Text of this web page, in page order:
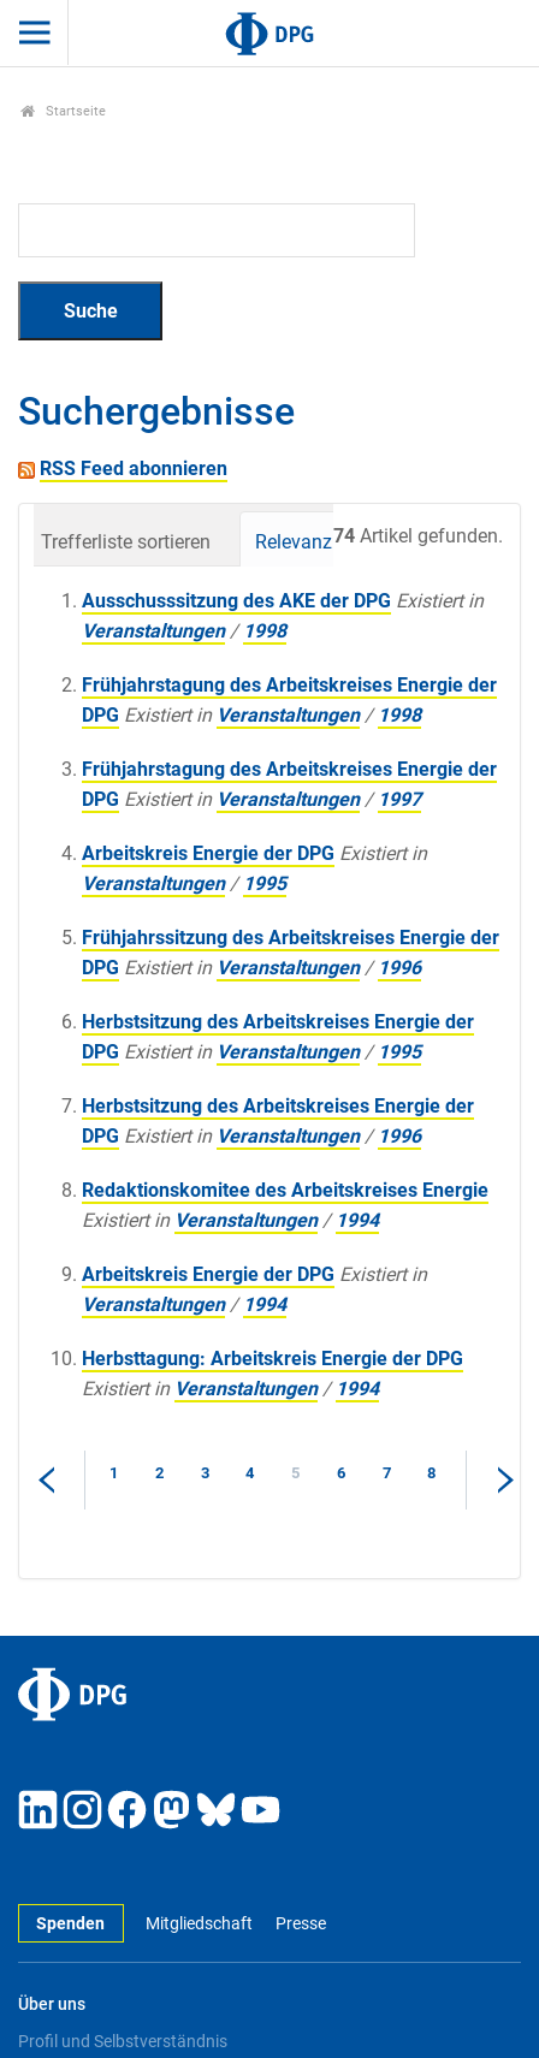
Startseite
Suchergebnisse
RSS Feed abonnieren
74 Artikel gefunden.
Trefferliste sortieren Relevanz Datum
Ausschusssitzung des AKE der DPG Existiert in
Veranstaltungen / 1998
Frühjahrstagung des Arbeitskreises Energie der
DPG Existiert in Veranstaltungen / 1998
Frühjahrstagung des Arbeitskreises Energie der
DPG Existiert in Veranstaltungen / 1997
Arbeitskreis Energie der DPG Existiert in
Veranstaltungen / 1995
Frühjahrssitzung des Arbeitskreises Energie der
DPG Existiert in Veranstaltungen / 1996
Herbstsitzung des Arbeitskreises Energie der
DPG Existiert in Veranstaltungen / 1995
Herbstsitzung des Arbeitskreises Energie der
DPG Existiert in Veranstaltungen / 1996
Redaktionskomitee des Arbeitskreises Energie
Existiert in Veranstaltungen / 1994
Arbeitskreis Energie der DPG Existiert in
Veranstaltungen / 1994
Herbsttagung: Arbeitskreis Energie der DPG
Existiert in Veranstaltungen / 1994
1 2 3 4 5 6 7 8
Spenden Mitgliedschaft Presse
Über uns
Profil und Selbstverständnis